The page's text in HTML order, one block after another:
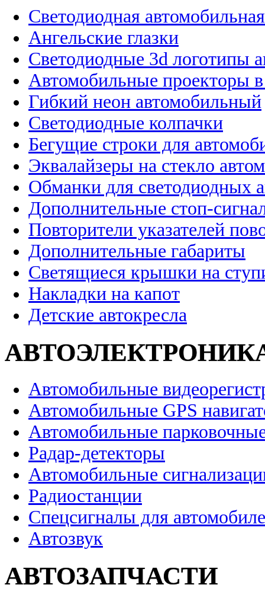
Светодиодная
Ангельские глазки
Светодиодные 3d логотипы
Автомобильные проекторы
Гибкий неон автомобильный
Светодиодные колпачки
Бегущие строки для
Эквалайзеры на стекло
Обманки для светодиодных
Дополнительные стоп-
Повторители указателей
Дополнительные габариты
Светящиеся крышки на
Накладки на капот
Детские автокресла
Автомобильные
Автомобильные GPS
Автомобильные
Радар-детекторы
Автомобильные
Радиостанции
Спецсигналы для
Автозвук
АВТОЗАПЧАСТИ